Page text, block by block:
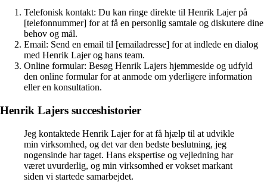
Telefonisk kontakt: Du kan ringe direkte til Henrik Lajer på
[telefonnummer] for at få en personlig samtale og diskutere dine
behov og mål.
Email: Send en email til [emailadresse] for at indlede en dialog
med Henrik Lajer og hans team.
Online formular: Besøg Henrik Lajers hjemmeside og udfyld
den online formular for at anmode om yderligere information
eller en konsultation.
Henrik Lajers succeshistorier
Jeg kontaktede Henrik Lajer for at få hjælp til at udvikle
min virksomhed, og det var den bedste beslutning, jeg
nogensinde har taget. Hans ekspertise og vejledning har
været uvurderlig, og min virksomhed er vokset markant
siden vi startede samarbejdet.